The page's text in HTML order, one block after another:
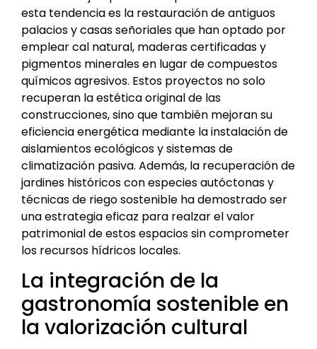
esta tendencia es la restauración de antiguos
palacios y casas señoriales que han optado por
emplear cal natural, maderas certificadas y
pigmentos minerales en lugar de compuestos
químicos agresivos. Estos proyectos no solo
recuperan la estética original de las
construcciones, sino que también mejoran su
eficiencia energética mediante la instalación de
aislamientos ecológicos y sistemas de
climatización pasiva. Además, la recuperación de
jardines históricos con especies autóctonas y
técnicas de riego sostenible ha demostrado ser
una estrategia eficaz para realzar el valor
patrimonial de estos espacios sin comprometer
los recursos hídricos locales.
La integración de la
gastronomía sostenible en
la valorización cultural